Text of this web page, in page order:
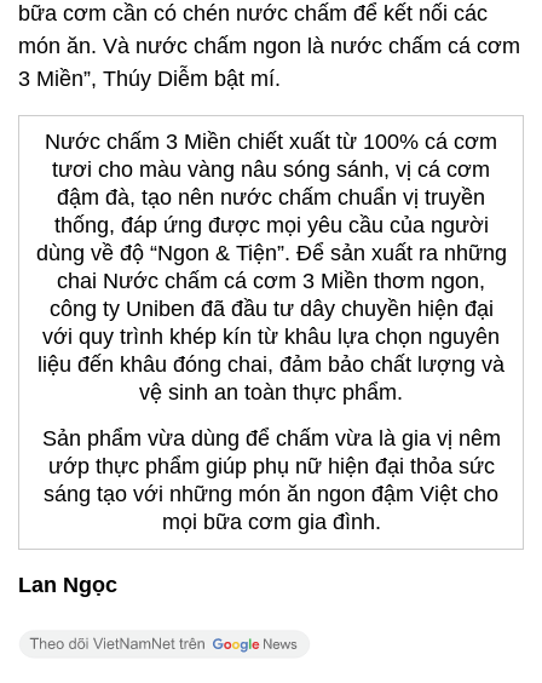
bữa cơm cần có chén nước chấm để kết nối các
món ăn. Và nước chấm ngon là nước chấm cá cơm
3 Miền”, Thúy Diễm bật mí.
Nước chấm 3 Miền chiết xuất từ 100% cá cơm
tươi cho màu vàng nâu sóng sánh, vị cá cơm
đậm đà, tạo nên nước chấm chuẩn vị truyền
thống, đáp ứng được mọi yêu cầu của người
dùng về độ “Ngon & Tiện”. Để sản xuất ra những
chai Nước chấm cá cơm 3 Miền thơm ngon,
công ty Uniben đã đầu tư dây chuyền hiện đại
với quy trình khép kín từ khâu lựa chọn nguyên
liệu đến khâu đóng chai, đảm bảo chất lượng và
vệ sinh an toàn thực phẩm.
Sản phẩm vừa dùng để chấm vừa là gia vị nêm
ướp thực phẩm giúp phụ nữ hiện đại thỏa sức
sáng tạo với những món ăn ngon đậm Việt cho
mọi bữa cơm gia đình.
Lan Ngọc